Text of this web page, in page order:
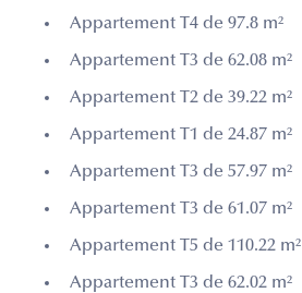
Appartement T4 de 97.8 m²
Appartement T3 de 62.08 m²
Appartement T2 de 39.22 m²
Appartement T1 de 24.87 m²
Appartement T3 de 57.97 m²
Appartement T3 de 61.07 m²
Appartement T5 de 110.22 m²
Appartement T3 de 62.02 m²